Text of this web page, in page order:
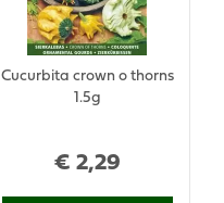
€ 2,29
Cucurbita crown o thorns
1.5g